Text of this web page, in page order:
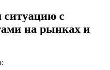
с
на рынках и